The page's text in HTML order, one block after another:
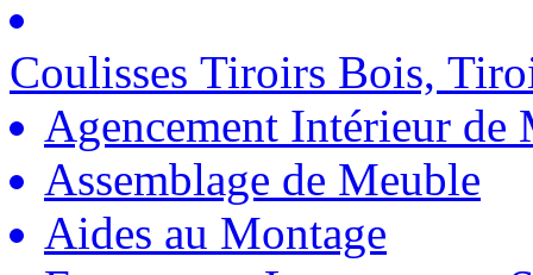
Coulisses Tiroirs Bois,
Agencement Intérieur de
Assemblage de Meuble
Aides au Montage